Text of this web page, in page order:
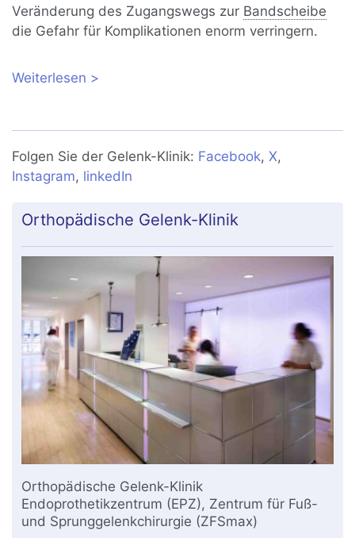
Veränderung des Zugangswegs zur Bandscheibe
die Gefahr für Komplikationen enorm verringern.
Weiterlesen über Endoskopische
Folgen Sie der Gelenk-Klinik: Facebook,X,
Instagram, linkedIn
Orthopädische Gelenk-Klinik
Orthopädische Gelenk-Klinik
Endoprothetikzentrum (EPZ), Zentrum für Fuß-
und Sprunggelenkchirurgie (ZFSmax)